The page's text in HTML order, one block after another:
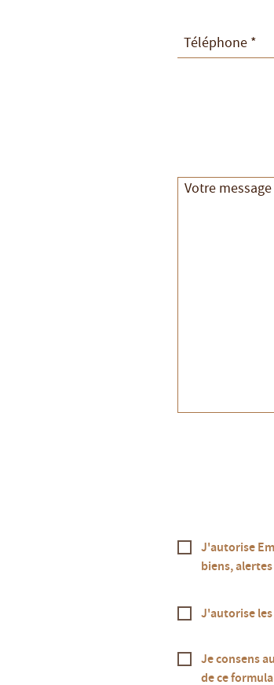
J'autorise
biens,
J'autorise
Je consens
de ce